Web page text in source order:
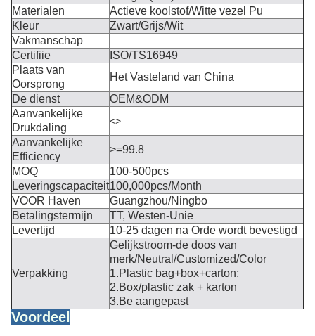
Materialen
Actieve koolstof/Witte vezel Pu
Kleur
Zwart/Grijs/Wit
Vakmanschap
Certifiie
ISO/TS16949
Plaats van
Oorsprong
Het Vasteland van China
De dienst
OEM&ODM
Aanvankelijke
Drukdaling
<>
Aanvankelijke
Efficiency
>=99.8
MOQ
100-500pcs
Leveringscapaciteit100,000pcs/Month
VOOR Haven
Guangzhou/Ningbo
Betalingstermijn
TT, Westen-Unie
Levertijd
10-25 dagen na Orde wordt bevestigd
Verpakking
Gelijkstroom-de doos van
merk/Neutral/Customized/Color
1.Plastic bag+box+carton;
2.Box/plastic zak + karton
3.Be aangepast
Voordeel